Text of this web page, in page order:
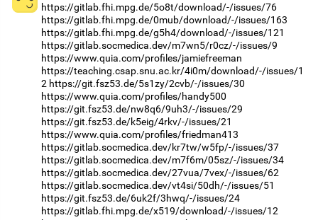
https://gitlab.fhi.mpg.de/5o8t/download/-/issues/76
https://gitlab.fhi.mpg.de/0mub/download/-/issues/163
https://gitlab.fhi.mpg.de/g5h4/download/-/issues/121
https://gitlab.socmedica.dev/m7wn5/r0cz/-/issues/9
https://www.quia.com/profiles/jamiefreeman
https://teaching.csap.snu.ac.kr/4i0m/download/-/issues/1
2 https://git.fsz53.de/5s1zy/2cvb/-/issues/30
https://www.quia.com/profiles/handy500
https://git.fsz53.de/nw8q6/9uh3/-/issues/29
https://git.fsz53.de/k5eig/4rkv/-/issues/21
https://www.quia.com/profiles/friedman413
https://gitlab.socmedica.dev/kr7tw/w5fp/-/issues/37
https://gitlab.socmedica.dev/m7f6m/05sz/-/issues/34
https://gitlab.socmedica.dev/27vua/7vex/-/issues/62
https://gitlab.socmedica.dev/vt4si/50dh/-/issues/51
https://git.fsz53.de/6uk2f/3hwq/-/issues/24
https://gitlab.fhi.mpg.de/x519/download/-/issues/12